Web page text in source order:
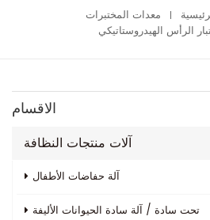
الاقسام
آلات منتجات النظافة
آلة حفاضات الأطفال
تحت سادة / آلة سادة الحيوانات الأليفة